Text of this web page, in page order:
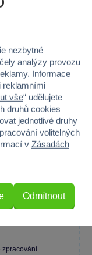
zbožím?
zpracování
nezbytné
analýzy provozu
Informace
reklamními
vše“ udělujete
druhů cookies
jednotlivé druhy
volitelných
v Zásadách
Odmítnout